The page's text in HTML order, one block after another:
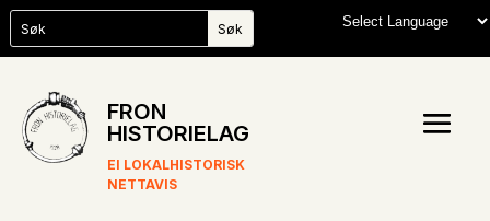
FRON
HISTORIELAG
EI LOKALHISTORISK
NETTAVIS